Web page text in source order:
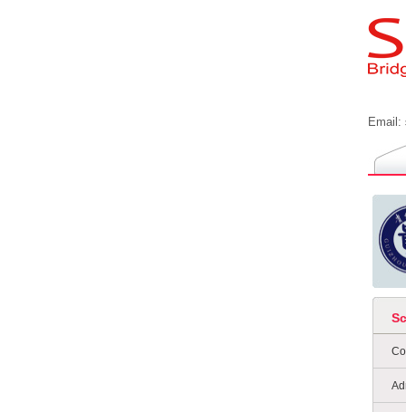
Email: